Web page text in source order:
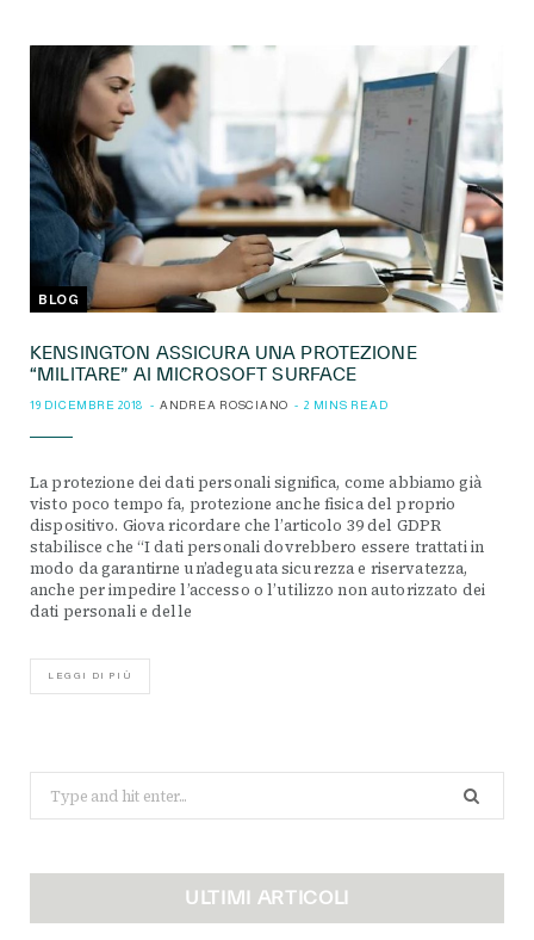
BLOG
KENSINGTON ASSICURA UNA PROTEZIONE
“MILITARE” AI MICROSOFT SURFACE
19 DICEMBRE 2018 ANDREA ROSCIANO 2 MINS READ
La protezione dei dati personali significa, come abbiamo già
visto poco tempo fa, protezione anche fisica del proprio
dispositivo. Giova ricordare che l’articolo 39 del GDPR
stabilisce che “I dati personali dovrebbero essere trattati in
modo da garantirne un’adeguata sicurezza e riservatezza,
anche per impedire l’accesso o l’utilizzo non autorizzato dei
dati personali e delle
LEGGI DI PIÙ
for:
ULTIMI ARTICOLI